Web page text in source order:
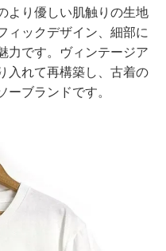
より優しい肌触りの生地
ィックデザイン、細部に
力です。ヴィンテージア
入れて再構築し、古着の
ブランドです。